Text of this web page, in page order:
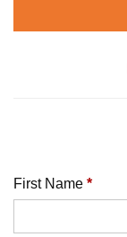
First Name *